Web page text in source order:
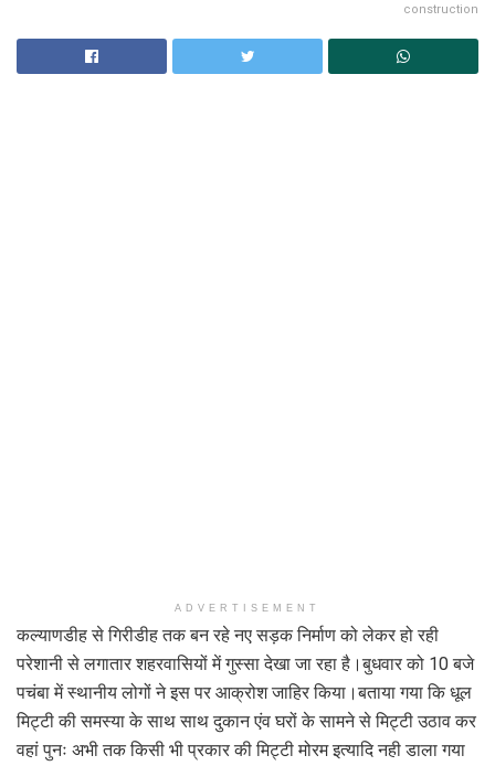
construction
ADVERTISEMENT
कल्याणडीह से गिरीडीह तक बन रहे नए सड़क निर्माण को लेकर हो रही
परेशानी से लगातार शहरवासियों में गुस्सा देखा जा रहा है।बुधवार को 10 बजे
पचंबा में स्थानीय लोगों ने इस पर आक्रोश जाहिर किया।बताया गया कि धूल
मिट्टी की समस्या के साथ साथ दुकान एंव घरों के सामने से मिट्टी उठाव कर
वहां पुनः अभी तक किसी भी प्रकार की मिट्टी मोरम इत्यादि नही डाला गया